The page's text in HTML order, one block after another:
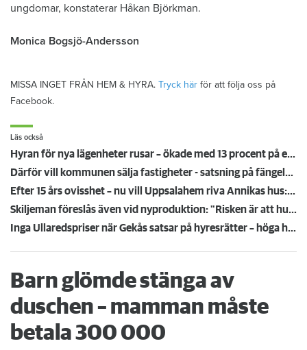
ungdomar, konstaterar Håkan Björkman.
Monica Bogsjö-Andersson
MISSA INGET FRÅN HEM & HYRA. Tryck här för att följa oss på
Facebook.
Läs också
Hyran för nya lägenheter rusar – ökade med 13 procent på ett år
Därför vill kommunen sälja fastigheter - satsning på fängelse kan ge inflyttning
Efter 15 års ovisshet – nu vill Uppsalahem riva Annikas hus: "Är det skrämskott igen?”
Skiljeman föreslås även vid nyproduktion: "Risken är att husen inte byggs"
Inga Ullaredspriser när Gekås satsar på hyresrätter – höga hyror ger svalt intresse
Barn glömde stänga av
duschen – mamman måste
betala 300 000